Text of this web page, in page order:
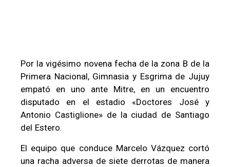
Por la vigésimo novena fecha de la zona B de la
Primera Nacional, Gimnasia y Esgrima de Jujuy
empató en uno ante Mitre, en un encuentro
disputado en el estadio «Doctores José y
Antonio Castiglione» de la ciudad de Santiago
del Estero.
El equipo que conduce Marcelo Vázquez cortó
una racha adversa de siete derrotas de manera